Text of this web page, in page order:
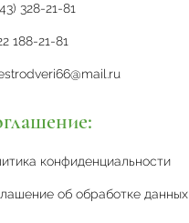
328-21-81
188-21-81
конфиденциальности
об обработке данных